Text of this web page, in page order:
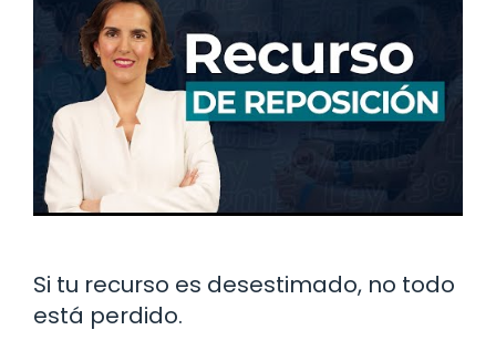
Si tu recurso es desestimado, no todo
está perdido.